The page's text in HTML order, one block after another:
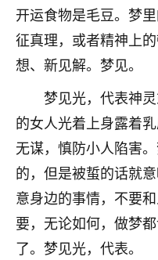
开运食物是毛豆。梦
征真理，或者精神上
想、新见解。梦见。
梦见光，代表神
的女人光着上身露着
无谋，慎防小人陷害
的，但是被蜇的话就
意身边的事情，不要
要，无论如何，做梦
了。梦见光，代表。
1天前 来自江西
青春168
2天前 来自山西
Jessica李
老师做不做超度法
刚去世了。
七零老顽童：我
做梦梦见她，后
师，安排了超度